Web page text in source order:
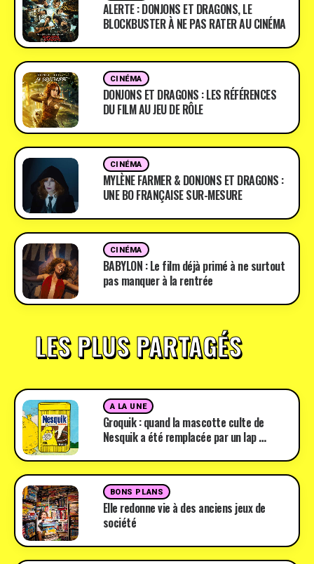
ALERTE : DONJONS ET DRAGONS, LE
BLOCKBUSTER À NE PAS RATER AU CINÉMA
CINÉMA
DONJONS ET DRAGONS : LES RÉFÉRENCES
DU FILM AU JEU DE RÔLE
CINÉMA
MYLÈNE FARMER & DONJONS ET DRAGONS :
UNE BO FRANÇAISE SUR-MESURE
CINÉMA
BABYLON : Le film déjà primé à ne surtout
pas manquer à la rentrée
LES PLUS PARTAGÉS
A LA UNE
Groquik : quand la mascotte culte de
Nesquik a été remplacée par un lap …
BONS PLANS
Elle redonne vie à des anciens jeux de
société